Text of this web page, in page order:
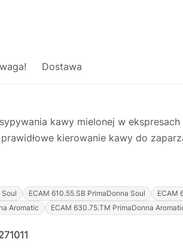
Dostawa
kawy mielonej w
kierowanie kawy do
Soul ECAM 610.55.SB PrimaDonna Soul ECAM
Aromatic
ECAM 630.75.TM PrimaDonna